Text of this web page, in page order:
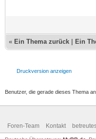
« Ein Thema zurück Ein
Druckversion anzeigen
Benutzer, die gerade dieses Thema
Foren-Team Kontakt